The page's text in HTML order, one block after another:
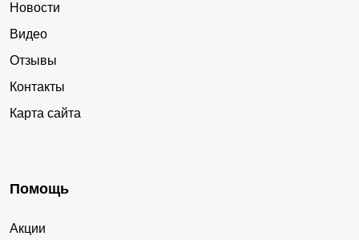
Новости
Видео
Отзывы
Контакты
Карта сайта
Помощь
Акции